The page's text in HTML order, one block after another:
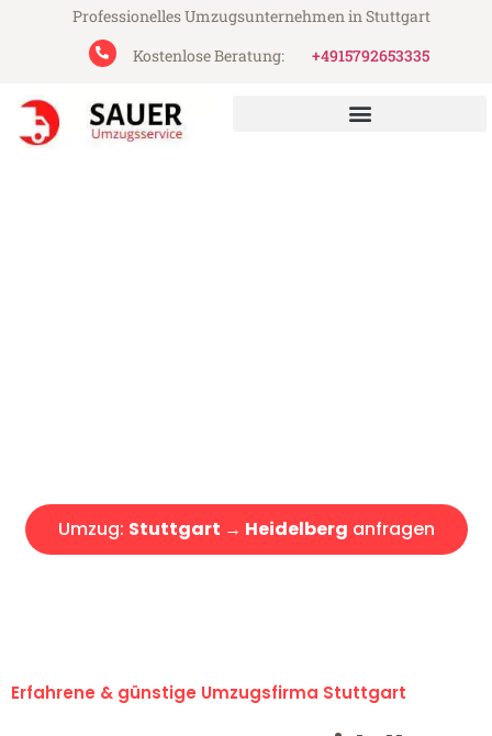
Professionelles Umzugsunternehmen in Stuttgart
Kostenlose Beratung:
+4915792653335
Umzug: Stuttgart → Heidelberg anfragen
Erfahrene & günstige Umzugsfirma Stuttgart